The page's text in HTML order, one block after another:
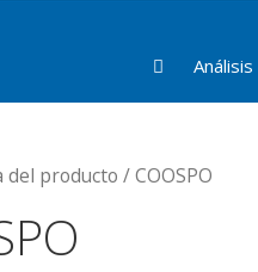
del producto / COOSPO